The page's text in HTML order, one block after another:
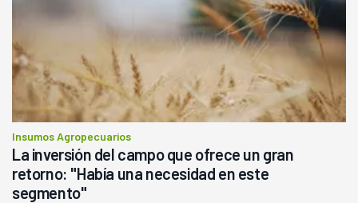
Insumos Agropecuarios
La inversión del campo que ofrece un gran
retorno: "Había una necesidad en este
segmento"